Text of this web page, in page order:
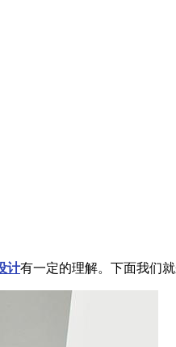
计有一定的理解。下面我们